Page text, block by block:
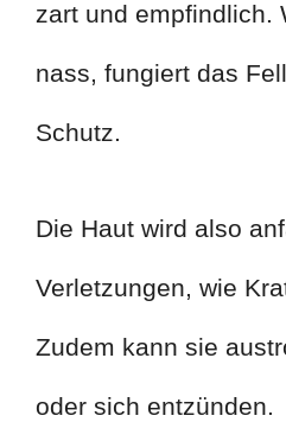
zart und empfindlich.
nass, fungiert das
Schutz.
Die Haut wird also
Verletzungen, wie
Zudem kann sie
oder sich entzünden.